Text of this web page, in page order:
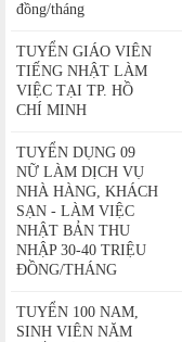
đồng/tháng
TUYỂN GIÁO VIÊN
TIẾNG NHẬT LÀM
VIỆC TẠI TP. HỒ
CHÍ MINH
TUYỂN DỤNG 09
NỮ LÀM DỊCH VỤ
NHÀ HÀNG, KHÁCH
SẠN - LÀM VIỆC
NHẬT BẢN THU
NHẬP 30-40 TRIỆU
ĐỒNG/THÁNG
TUYỂN 100 NAM,
SINH VIÊN NĂM